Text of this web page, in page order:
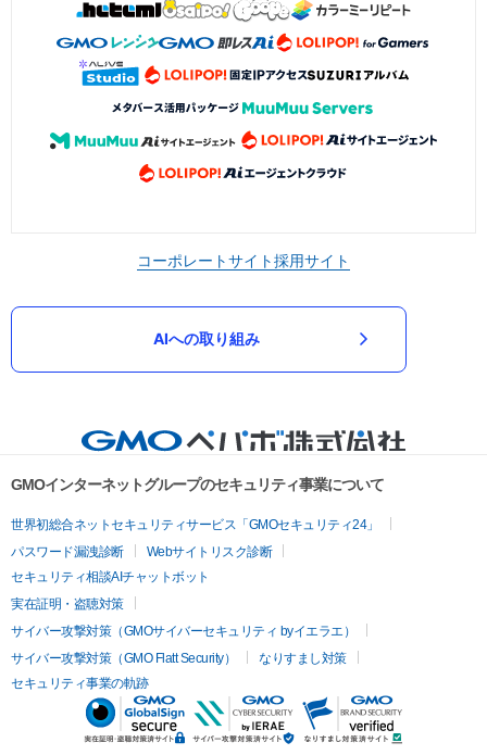
コーポレートサイト採用サイト
AIへの取り組み
GMOインターネットグループのセキュリティ事業について
世界初総合ネットセキュリティサービス「GMOセキュリティ24」
パスワード漏洩診断
Webサイトリスク診断
セキュリティ相談AIチャットボット
実在証明・盗聴対策
サイバー攻撃対策（GMOサイバーセキュリティ byイエラエ）
サイバー攻撃対策（GMO Flatt Security）
なりすまし対策
セキュリティ事業の軌跡